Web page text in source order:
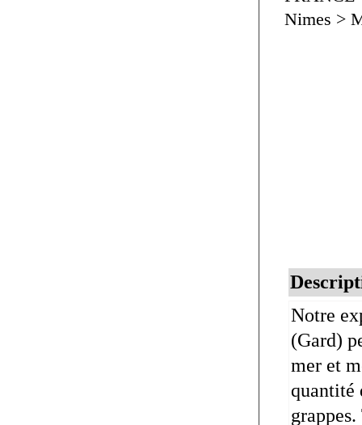
Nimes >
Notre
(Gard)
mer et
quantité